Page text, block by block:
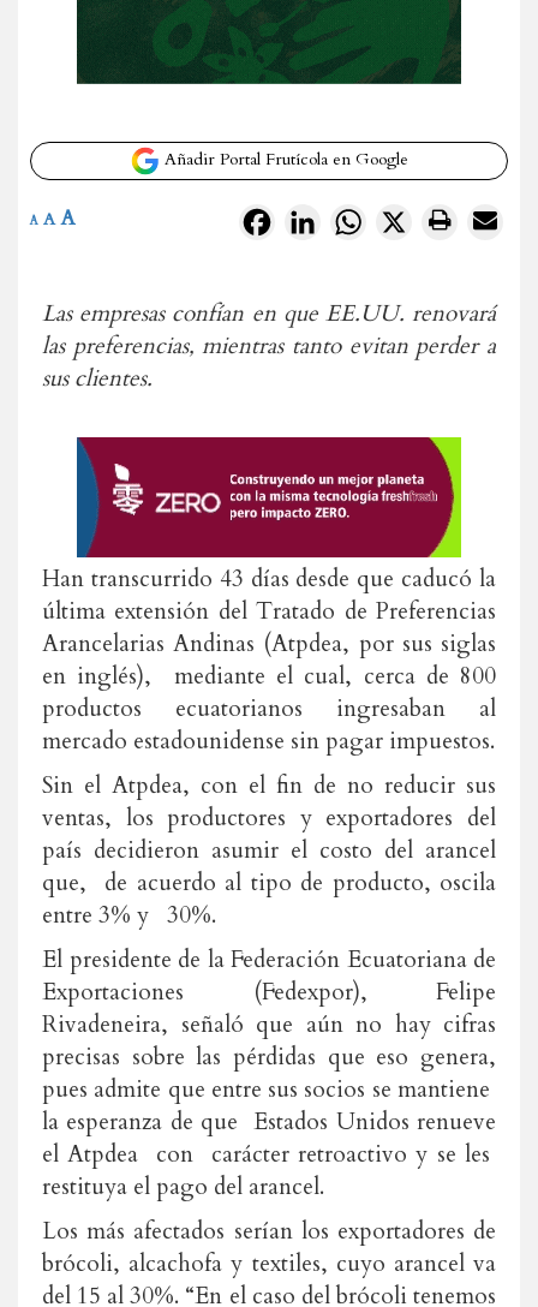
Añadir Portal Frutícola en Google
FacebookLinkedInWhatsApp
X
A A A
Las empresas confían en que EE.UU. renovará
las preferencias, mientras tanto evitan perder a
sus clientes.
Han transcurrido 43 días desde que caducó la
última extensión del Tratado de Preferencias
Arancelarias Andinas (Atpdea, por sus siglas
en inglés), mediante el cual, cerca de 800
productos ecuatorianos ingresaban al
mercado estadounidense sin pagar impuestos.
Sin el Atpdea, con el fin de no reducir sus
ventas, los productores y exportadores del
país decidieron asumir el costo del arancel
que, de acuerdo al tipo de producto, oscila
entre 3% y 30%.
El presidente de la Federación Ecuatoriana de
Exportaciones (Fedexpor), Felipe
Rivadeneira, señaló que aún no hay cifras
precisas sobre las pérdidas que eso genera,
pues admite que entre sus socios se mantiene
la esperanza de que Estados Unidos renueve
el Atpdea con carácter retroactivo y se les
restituya el pago del arancel.
Los más afectados serían los exportadores de
brócoli, alcachofa y textiles, cuyo arancel va
del 15 al 30%. “En el caso del brócoli tenemos